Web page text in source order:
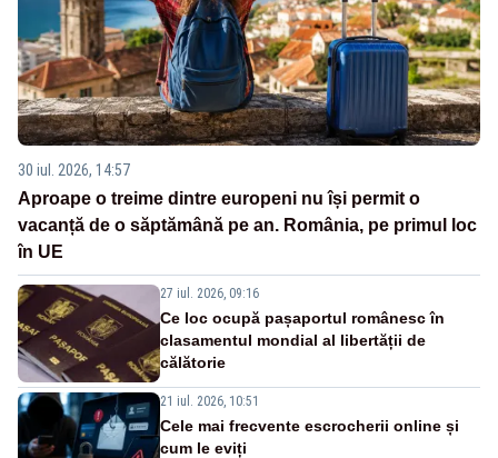
30 iul. 2026, 14:57
Aproape o treime dintre europeni nu își permit o
vacanță de o săptămână pe an. România, pe primul loc
în UE
27 iul. 2026, 09:16
Ce loc ocupă pașaportul românesc în
clasamentul mondial al libertății de
călătorie
21 iul. 2026, 10:51
Cele mai frecvente escrocherii online și
cum le eviți